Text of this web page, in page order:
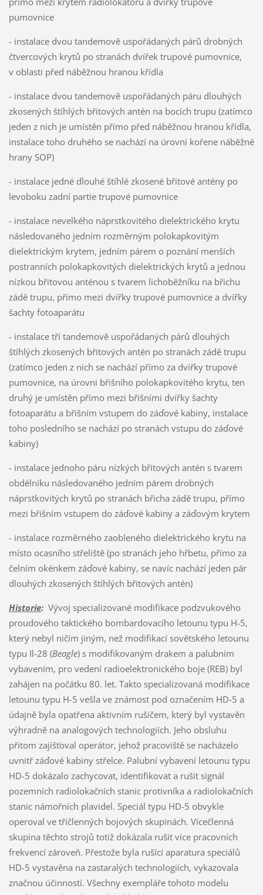
pumovnice
- instalace dvou tandemově uspořádaných párů drobných
čtvercových krytů po stranách dvířek trupové pumovnice,
v oblasti před náběžnou hranou křídla
- instalace dvou tandemově uspořádaných páru dlouhých
zkosených štíhlých břitových antén na bocích trupu (zatímco
jeden z nich je umístěn přímo před náběžnou hranou křídla,
instalace toho druhého se nachází na úrovni kořene náběžné
hrany SOP)
- instalace jedné dlouhé štíhlé zkosené břitové antény po
levoboku zadní partie trupové pumovnice
- instalace nevelkého náprstkovitého dielektrického krytu
následovaného jedním rozměrným polokapkovitým
dielektrickým krytem, jedním párem o poznání menších
postranních polokapkovitých dielektrických krytů a jednou
nízkou břitovou anténou s tvarem lichoběžníku na břichu
zádě trupu, přímo mezi dvířky trupové pumovnice a dvířky
šachty fotoaparátu
- instalace tří tandemově uspořádaných párů dlouhých
štíhlých zkosených břitových antén po stranách zádě trupu
(zatímco jeden z nich se nachází přímo za dvířky trupové
pumovnice, na úrovni břišního polokapkovitého krytu, ten
druhý je umístěn přímo mezi břišními dvířky šachty
fotoaparátu a břišním vstupem do záďové kabiny, instalace
toho posledního se nachází po stranách vstupu do záďové
kabiny)
- instalace jednoho páru nízkých břitových antén s tvarem
obdélníku následovaného jedním párem drobných
náprstkovitých krytů po stranách břicha zádě trupu, přímo
mezi břišním vstupem do záďové kabiny a záďovým krytem
- instalace rozměrného zaobleného dielektrického krytu na
místo ocasního střeliště (po stranách jeho hřbetu, přímo za
čelním okénkem záďové kabiny, se navíc nachází jeden pár
dlouhých zkosených štíhlých břitových antén)
Historie:Vývoj specializované modifikace podzvukového
proudového taktického bombardovacího letounu typu H-5,
který nebyl ničím jiným, než modifikací sovětského letounu
typu Il-28 (Beagle) s modifikovaným drakem a palubním
vybavením, pro vedení radioelektronického boje (REB) byl
zahájen na počátku 80. let. Takto specializovaná modifikace
letounu typu H-5 vešla ve známost pod označením HD-5 a
údajně byla opatřena aktivním rušičem, který byl vystavěn
výhradně na analogových technologiích. Jeho obsluhu
přitom zajišťoval operátor, jehož pracoviště se nacházelo
uvnitř záďové kabiny střelce. Palubní vybavení letounu typu
HD-5 dokázalo zachycovat, identifikovat a rušit signál
pozemních radiolokačních stanic protivníka a radiolokačních
stanic námořních plavidel. Speciál typu HD-5 obvykle
operoval ve tříčlenných bojových skupinách. Vícečlenná
skupina těchto strojů totiž dokázala rušit více pracovních
frekvencí zároveň. Přestože byla rušící aparatura speciálů
HD-5 vystavěna na zastaralých technologiích, vykazovala
značnou účinností. Všechny exempláře tohoto modelu